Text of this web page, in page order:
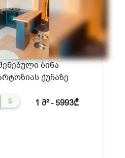
ბინა
ქუჩაზე
$ 1 მ² - 5993₾